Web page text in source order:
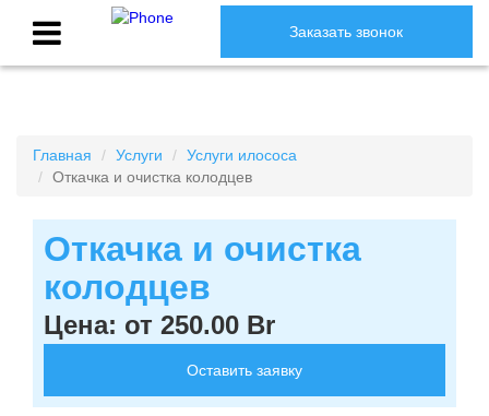
Заказать звонок
Главная Услуги
Услуги илососа
Откачка и очистка колодцев
Откачка и очистка
колодцев
Цена: от 250.00 Br
Оставить заявку